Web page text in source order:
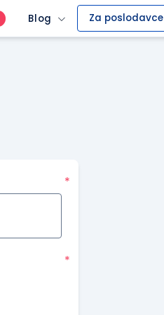
Blog Za poslodavce
*
*